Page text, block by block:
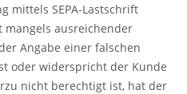
mittels SEPA-Lastschrift
ausreichender
Angabe einer falschen
oder widerspricht der Kunde
nicht berechtigt ist, hat der